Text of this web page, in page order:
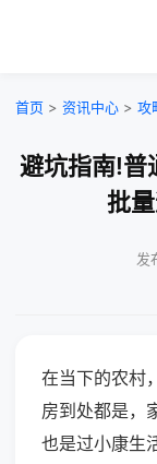
首页 > 资讯中心 > 攻
避坑指南!普
批
发
在当下的农村
房到处都是，
也是过小康生